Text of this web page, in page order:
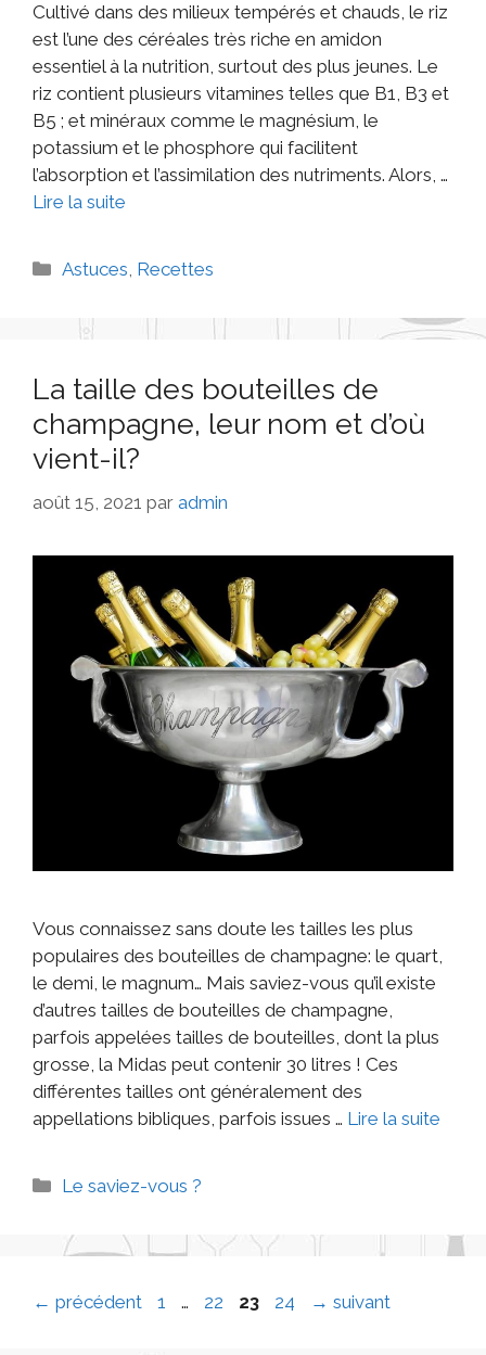
Cultivé dans des milieux tempérés et chauds, le riz
est l’une des céréales très riche en amidon
essentiel à la nutrition, surtout des plus jeunes. Le
riz contient plusieurs vitamines telles que B1, B3 et
B5 ; et minéraux comme le magnésium, le
potassium et le phosphore qui facilitent
l’absorption et l’assimilation des nutriments. Alors, …
Lire la suite
Astuces, Recettes
La taille des bouteilles de
champagne, leur nom et d’où
vient-il?
août 15, 2021 par admin
Vous connaissez sans doute les tailles les plus
populaires des bouteilles de champagne: le quart,
le demi, le magnum… Mais saviez-vous qu’il existe
d’autres tailles de bouteilles de champagne,
parfois appelées tailles de bouteilles, dont la plus
grosse, la Midas peut contenir 30 litres ! Ces
différentes tailles ont généralement des
appellations bibliques, parfois issues … Lire la suite
Le saviez-vous ?
← précédent 1 … 22 23 24 → suivant